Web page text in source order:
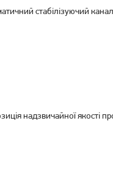
70FXS USB
Миша
стабілізуючий
надзвичайної якості